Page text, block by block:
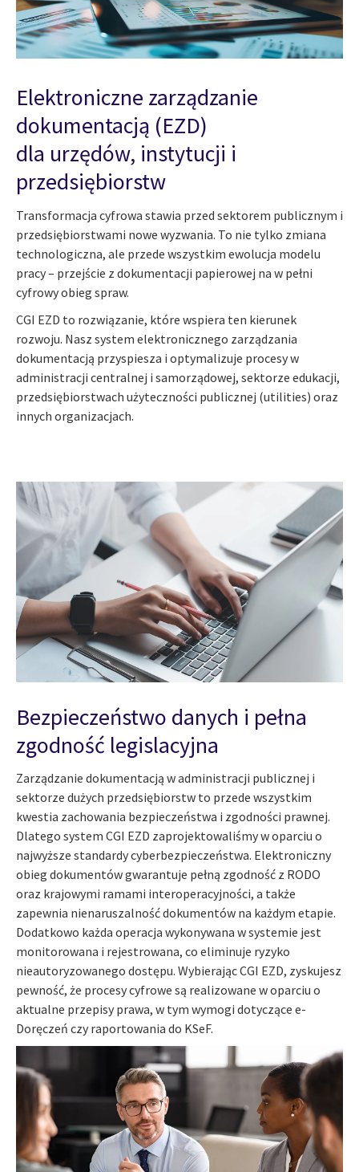
Elektroniczne zarządzanie
dokumentacją (EZD)
dla urzędów, instytucji i
przedsiębiorstw
Transformacja cyfrowa stawia przed sektorem publicznym i
przedsiębiorstwami nowe wyzwania. To nie tylko zmiana
technologiczna, ale przede wszystkim ewolucja modelu
pracy – przejście z dokumentacji papierowej na w pełni
cyfrowy obieg spraw.
CGI EZD to rozwiązanie, które wspiera ten kierunek
rozwoju. Nasz system elektronicznego zarządzania
dokumentacją przyspiesza i optymalizuje procesy w
administracji centralnej i samorządowej, sektorze edukacji,
przedsiębiorstwach użyteczności publicznej (utilities) oraz
innych organizacjach.
Bezpieczeństwo danych i pełna
zgodność legislacyjna
Zarządzanie dokumentacją w administracji publicznej i
sektorze dużych przedsiębiorstw to przede wszystkim
kwestia zachowania bezpieczeństwa i zgodności prawnej.
Dlatego system CGI EZD zaprojektowaliśmy w oparciu o
najwyższe standardy cyberbezpieczeństwa. Elektroniczny
obieg dokumentów gwarantuje pełną zgodność z RODO
oraz krajowymi ramami interoperacyjności, a także
zapewnia nienaruszalność dokumentów na każdym etapie.
Dodatkowo każda operacja wykonywana w systemie jest
monitorowana i rejestrowana, co eliminuje ryzyko
nieautoryzowanego dostępu. Wybierając CGI EZD, zyskujesz
pewność, że procesy cyfrowe są realizowane w oparciu o
aktualne przepisy prawa, w tym wymogi dotyczące e-
Doręczeń czy raportowania do KSeF.